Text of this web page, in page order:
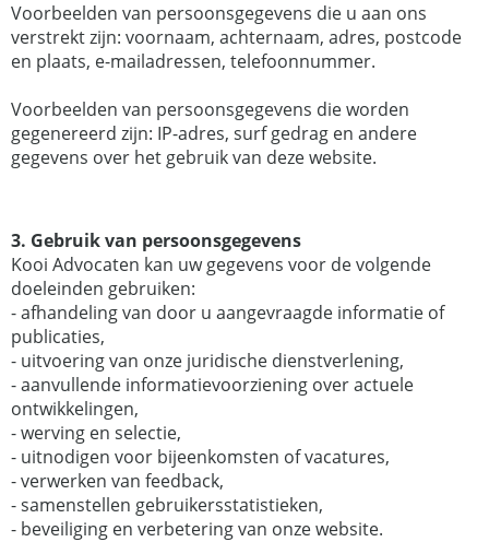
Voorbeelden van persoonsgegevens die u aan ons
verstrekt zijn: voornaam, achternaam, adres, postcode
en plaats, e-mailadressen, telefoonnummer.
Voorbeelden van persoonsgegevens die worden
gegenereerd zijn: IP-adres, surf gedrag en andere
gegevens over het gebruik van deze website.
3. Gebruik van persoonsgegevens
Kooi Advocaten kan uw gegevens voor de volgende
doeleinden gebruiken:
- afhandeling van door u aangevraagde informatie of
publicaties,
- uitvoering van onze juridische dienstverlening,
- aanvullende informatievoorziening over actuele
ontwikkelingen,
- werving en selectie,
- uitnodigen voor bijeenkomsten of vacatures,
- verwerken van feedback,
- samenstellen gebruikersstatistieken,
- beveiliging en verbetering van onze website.